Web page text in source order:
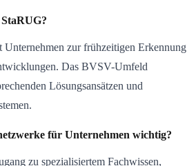
zur frühzeitigen Erkennung
Das BVSV-Umfeld
Lösungsansätzen und
für Unternehmen wichtig?
zu spezialisiertem Fachwissen,